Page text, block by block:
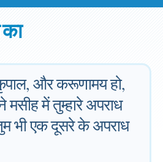
और करूणामय हो,
में तुम्हारे अपराध
भी एक दूसरे के अपराध